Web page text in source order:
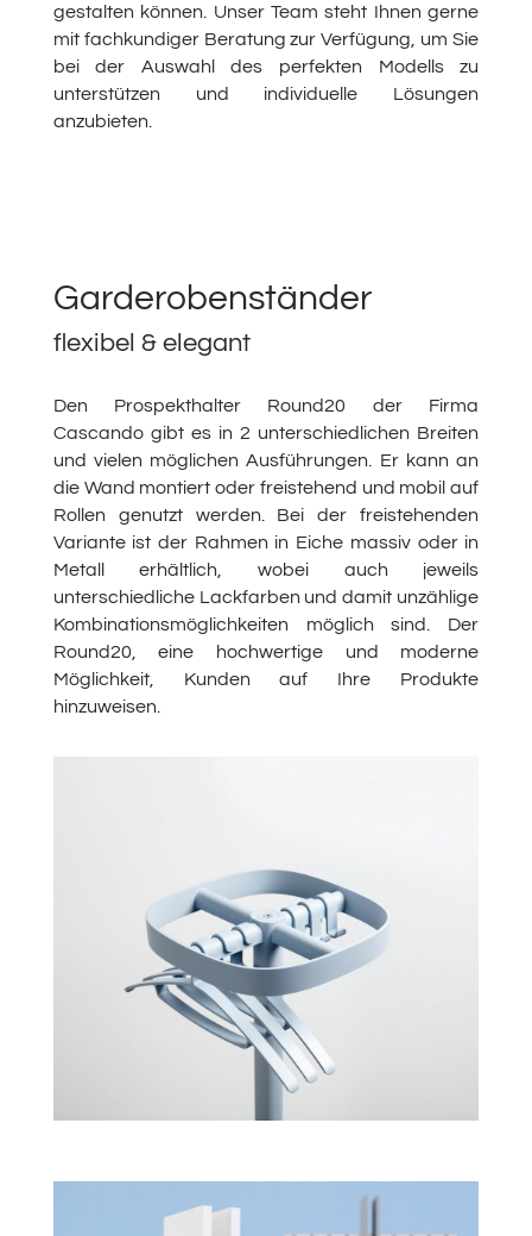
gestalten können. Unser Team steht Ihnen gerne
mit fachkundiger Beratung zur Verfügung, um Sie
bei der Auswahl des perfekten Modells zu
unterstützen und individuelle Lösungen
anzubieten.
Garderobenständer
flexibel & elegant
Den Prospekthalter Round20 der Firma
Cascando gibt es in 2 unterschiedlichen Breiten
und vielen möglichen Ausführungen. Er kann an
die Wand montiert oder freistehend und mobil auf
Rollen genutzt werden. Bei der freistehenden
Variante ist der Rahmen in Eiche massiv oder in
Metall erhältlich, wobei auch jeweils
unterschiedliche Lackfarben und damit unzählige
Kombinationsmöglichkeiten möglich sind. Der
Round20, eine hochwertige und moderne
Möglichkeit, Kunden auf Ihre Produkte
hinzuweisen.